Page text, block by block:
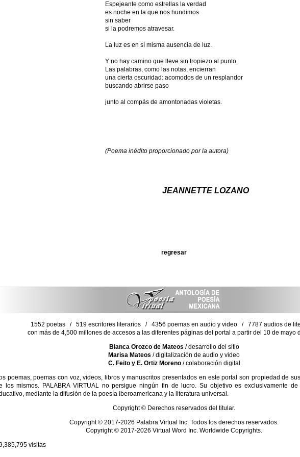
Espejeante como estrellas la verdad
es noche en la que nos hundimos
sin saber
si la podremos atravesar.
La luz es en sí misma ausencia de luz.
Y no hay camino que lleve sin tropiezo al punto.
Las palabras, como las notas, encierran
una cierta oscuridad: acomodos de un resplandor
buscando abrirse paso
junto al compás de amontonadas violetas.
(Poema inédito proporcionado por la autora)
JEANNETTE LOZANO
regresar
1552 poetas / 519 escritores literarios / 4356 poemas en audio y video / 7787 audios de
con más de 4,500 millones de accesos a las diferentes páginas del portal a partir del 10 de mayo
Blanca Orozco de Mateos / desarrollo del sitio
Marisa Mateos / digitalización de audio y video
C. Feito y E. Ortiz Moreno/ colaboración digital
poemas, poemas con voz, videos, libros y manuscritos presentados en este portal son propiedad de
los mismos. PALABRA VIRTUAL no persigue ningún fin de lucro. Su objetivo es exclusivamente
mediante la difusión de la poesía iberoamericana y la literatura universal.
Copyright © Derechos reservados del titular.
Copyright © 2017-2026 Palabra Virtual Inc. Todos los derechos reservados.
Copyright © 2017-2026 Virtual Word Inc. Worldwide Copyrights.
visitas